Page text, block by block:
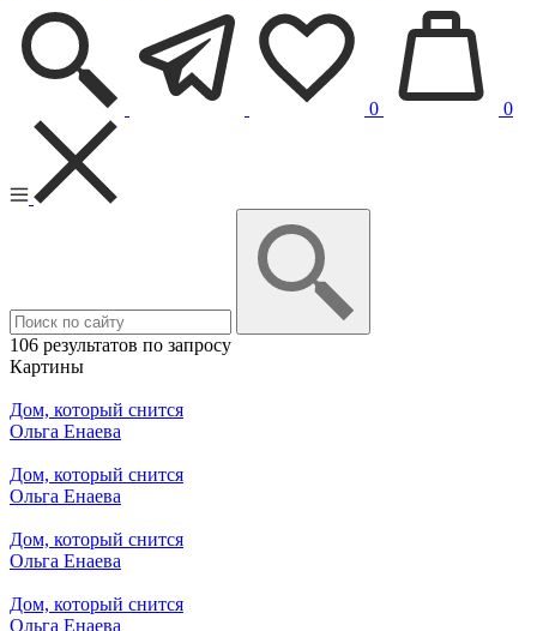
0 0
106 результатов по запросу
Картины
Дом, который снится
Ольга Енаева
Дом, который снится
Ольга Енаева
Дом, который снится
Ольга Енаева
Дом, который снится
Ольга Енаева